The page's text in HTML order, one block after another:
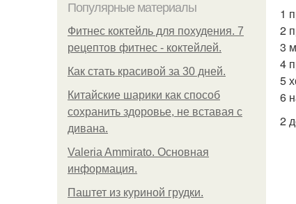
Популярные материалы
Фитнес коктейль для похудения. 7
рецептов фитнес - коктейлей.
Как стать красивой за 30 дней.
Китайские шарики как способ
сохранить здоровье, не вставая с
дивана.
Valeria Ammirato. Основная
информация.
Паштет из куриной грудки.
1
2
3
4
5
6
2